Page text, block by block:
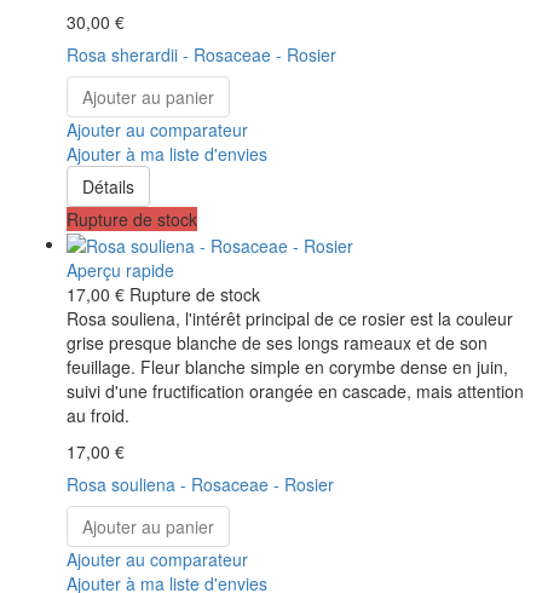
30,00 €
Rosa sherardii - Rosaceae - Rosier
Ajouter au panier
Ajouter au comparateur
Ajouter à ma liste d'envies
Détails
Rupture de stock
Aperçu rapide
17,00 € Rupture de stock
Rosa souliena, l'intérêt principal de ce rosier est la couleur
grise presque blanche de ses longs rameaux et de son
feuillage. Fleur blanche simple en corymbe dense en juin,
suivi d'une fructification orangée en cascade, mais attention
au froid.
17,00 €
Rosa souliena - Rosaceae - Rosier
Ajouter au panier
Ajouter au comparateur
Ajouter à ma liste d'envies